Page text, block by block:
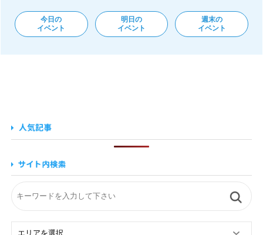
今日の
イベント
明日の
イベント
週末の
イベント